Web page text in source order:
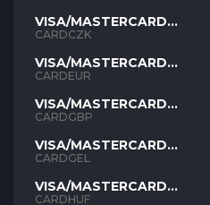
VISA/MASTERCARD
CZK
CARDCZK
VISA/MASTERCARD
EUR
CARDEUR
VISA/MASTERCARD
GBP
CARDGBP
VISA/MASTERCARD
GEL
CARDGEL
VISA/MASTERCARD
HUF
CARDHUF